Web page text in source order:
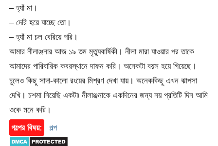
– হ্যাঁ মা।
– দেরি হয়ে যাচ্ছে তো।
– হ্যাঁ মা চল বেরিয়ে পরি।
আমার নীলাঞ্জনার আজ ১৯ তম মৃত্যুবার্ষিকী। নীলা মারা যাওয়ার পর তাকে
আমাদের পারিবারিক কবরস্থানে দাফন করি। অনেকটা বয়স হয়ে গিয়েছে।
চুলেও কিছু সাদা-কালো রংয়ের মিশ্রণ দেখা যায়। অনেককিছু এখন ঝাপসা
দেখি। চশমা নিয়েছি একটা৷ নীলাঞ্জনাকে একদিনের জন্য নয় প্রতিটি দিন আমি
ওকে মনে করি।
গল্পের বিষয়:
গল্প